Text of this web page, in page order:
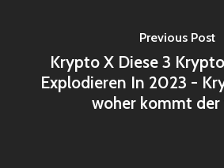
Previous Post
Krypto X Diese 3
Explodieren In 2023 -
woher kommt der